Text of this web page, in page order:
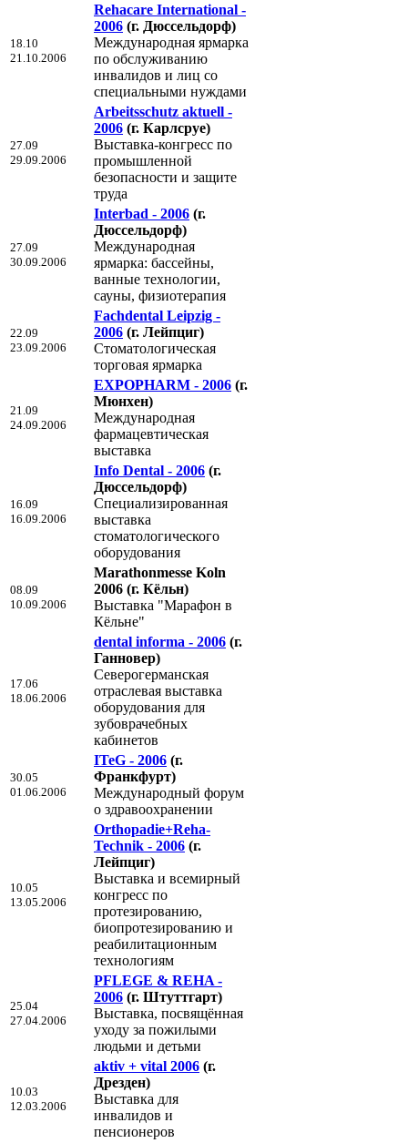
18.10
21.10.2006
Rehacare International -
2006 (г. Дюссельдорф)
Международная ярмарка
по обслуживанию
инвалидов и лиц со
специальными нуждами
27.09
29.09.2006
Arbeitsschutz aktuell -
2006 (г. Карлсруе)
Выставка-конгресс по
промышленной
безопасности и защите
труда
27.09
30.09.2006
Interbad - 2006 (г.
Дюссельдорф)
Международная
ярмарка: бассейны,
ванные технологии,
сауны, физиотерапия
22.09
23.09.2006
Fachdental Leipzig -
2006 (г. Лейпциг)
Стоматологическая
торговая ярмарка
21.09
24.09.2006
EXPOPHARM - 2006 (г.
Мюнхен)
Международная
фармацевтическая
выставка
16.09
16.09.2006
Info Dental - 2006 (г.
Дюссельдорф)
Специализированная
выставка
стоматологического
оборудования
08.09
10.09.2006
Marathonmesse Koln
2006 (г. Кёльн)
Выставка "Марафон в
Кёльне"
17.06
18.06.2006
dental informa - 2006 (г.
Ганновер)
Северогерманская
отраслевая выставка
оборудования для
зубоврачебных
кабинетов
30.05
01.06.2006
ITeG - 2006 (г.
Франкфурт)
Международный форум
о здравоохранении
10.05
13.05.2006
Orthopadie+Reha-
Technik - 2006 (г.
Лейпциг)
Выставка и всемирный
конгресс по
протезированию,
биопротезированию и
реабилитационным
технологиям
25.04
27.04.2006
PFLEGE & REHA -
2006 (г. Штуттгарт)
Выставка, посвящённая
уходу за пожилыми
людьми и детьми
10.03
12.03.2006
aktiv + vital 2006 (г.
Дрезден)
Выставка для
инвалидов и
пенсионеров